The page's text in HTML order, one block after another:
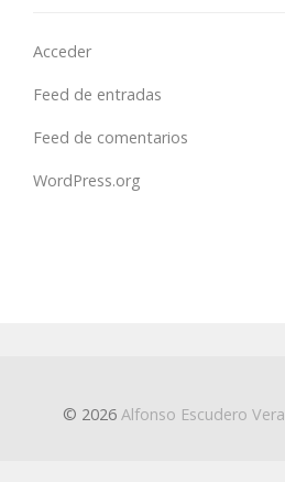
Acceder
Feed de entradas
Feed de comentarios
WordPress.org
© 2026 Alfonso Escudero Vera